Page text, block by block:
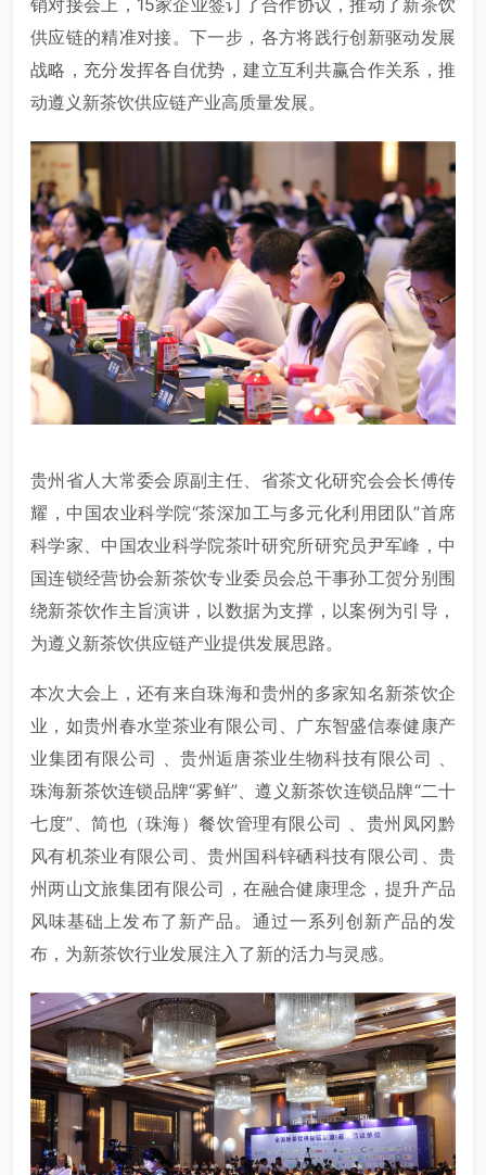
销对接会上，15家企业签订了合作协议，推动了新茶饮
供应链的精准对接。下一步，各方将践行创新驱动发展
战略，充分发挥各自优势，建立互利共赢合作关系，推
动遵义新茶饮供应链产业高质量发展。
贵州省人大常委会原副主任、省茶文化研究会会长傅传
耀，中国农业科学院“茶深加工与多元化利用团队”首席
科学家、中国农业科学院茶叶研究所研究员尹军峰，中
国连锁经营协会新茶饮专业委员会总干事孙工贺分别围
绕新茶饮作主旨演讲，以数据为支撑，以案例为引导，
为遵义新茶饮供应链产业提供发展思路。
本次大会上，还有来自珠海和贵州的多家知名新茶饮企
业，如贵州春水堂茶业有限公司、广东智盛信泰健康产
业集团有限公司 、贵州逅唐茶业生物科技有限公司 、
珠海新茶饮连锁品牌“雾鲜”、遵义新茶饮连锁品牌“二十
七度”、简也（珠海）餐饮管理有限公司 、贵州凤冈黔
风有机茶业有限公司、贵州国科锌硒科技有限公司、贵
州两山文旅集团有限公司，在融合健康理念，提升产品
风味基础上发布了新产品。通过一系列创新产品的发
布，为新茶饮行业发展注入了新的活力与灵感。